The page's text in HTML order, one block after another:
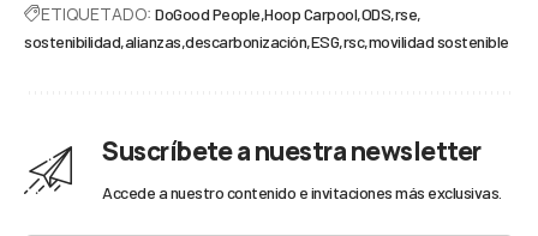
ETIQUETADO: DoGood People Hoop Carpool ODS rse
sostenibilidad alianzas descarbonización ESG rsc movilidad sostenible
Suscríbete a nuestra newsletter
Accede a nuestro contenido e invitaciones más exclusivas.